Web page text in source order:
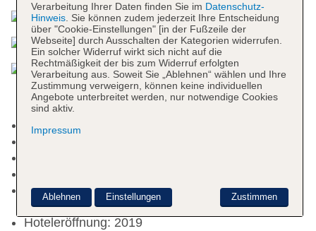
Kurtaxe/Ökotaxe/Touristensteuer zahlbar vor Ort
Early Check-in: gegen Gebühr, Anfrage
notwendig, Reservierung nicht notwendig
Hoteleröffnung: 2019
Verarbeitung Ihrer Daten finden Sie im Datenschutz-
Hinweis. Sie können zudem jederzeit Ihre Entscheidung
über "Cookie-Einstellungen" [in der Fußzeile der
Webseite] durch Ausschalten der Kategorien widerrufen.
Ein solcher Widerruf wirkt sich nicht auf die
Rechtmäßigkeit der bis zum Widerruf erfolgten
Verarbeitung aus. Soweit Sie „Ablehnen“ wählen und Ihre
Zustimmung verweigern, können keine individuellen
Angebote unterbreitet werden, nur notwendige Cookies
sind aktiv.
Impressum
Zustimmen
Ablehnen Einstellungen